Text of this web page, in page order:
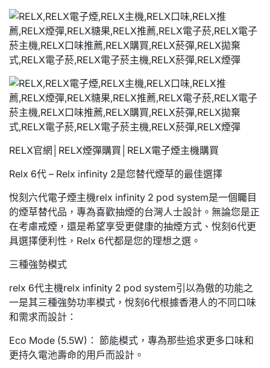
RELX官網 RELX煙彈購買 RELX電子煙主機購買
Relx 6代 – Relx infinity 2是您替代煙草的最佳選擇
悅刻六代電子煙主機relx infinity 2 pod system是一個矚目
的煙草替代品，專為喜歡抽煙的台灣人士設計。無論您是正
在考慮戒煙，還是希望享受更健康的抽煙方式、悅刻6代更
具選擇便利性，Relx 6代都是您的理想之選。
三種強勢模式
relx 6代主機relx infinity 2 pod system引以為傲的功能之
一是其三種強勢功率模式，悅刻6代根據香港人的不同口味
和需求而設計：
Eco Mode (5.5W)： 節能模式，專為那些追求更多口味和
更持久電池壽命的用戶而設計。